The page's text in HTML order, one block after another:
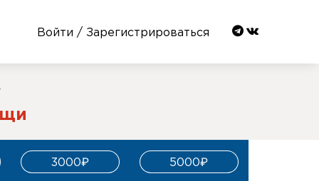
Войти / Зарегистрироваться
3000₽ 5000₽